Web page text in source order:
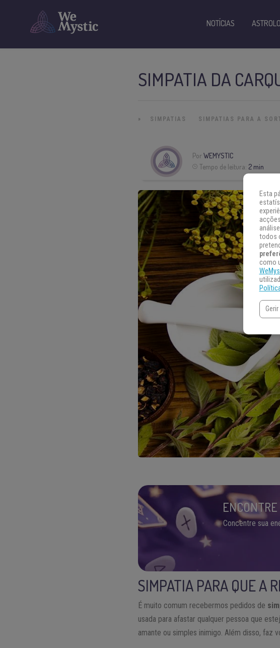
SIMPATIA DA
» SIMPATIAS SIMPATIAS PARA A
PorWEMYSTIC
Tempo de leitura: 2 min
Concentre sua
SIMPATIA PARA QUE A
É muito comum recebermos pedidos de
usada para afastar qualquer pessoa que
amante ou simples inimigo. Além disso, faz
NOTÍCIAS
Esta
todos
como